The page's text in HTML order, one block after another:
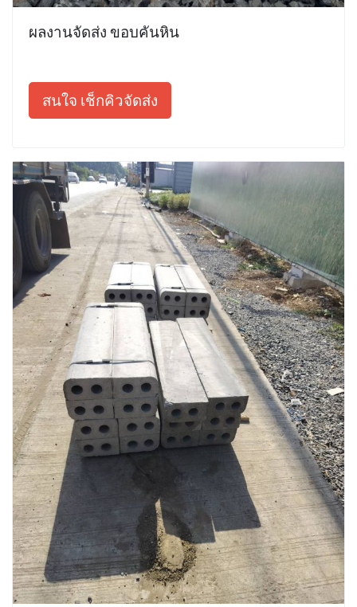
ผลงานจัดส่ง ขอบคันหิน
สนใจ เช็กคิวจัดส่ง